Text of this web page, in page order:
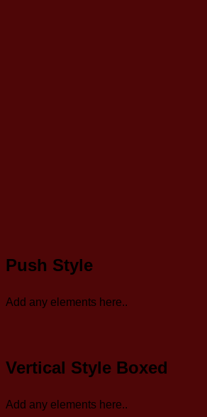
Push Style
Add any elements here..
Vertical Style Boxed
Add any elements here..